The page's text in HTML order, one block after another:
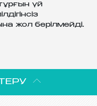
үй
жол берiлмейдi.